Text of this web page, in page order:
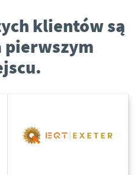
klientów są
pierwszym